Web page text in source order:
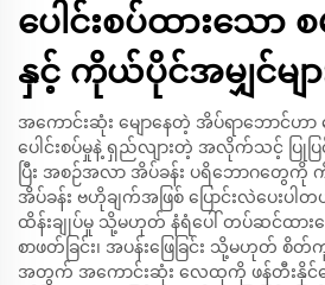
ပေါင်းစပ်ထားသော
နှင့် ကိုယ်ပိုင်အမျှင်မျာ
အကောင်းဆုံး မျောနေတဲ့ အိပ်ရာဘောင်ဟ
ပေါင်းစပ်မှုနဲ့ ရှည်လျားတဲ့ အလိုက်သင့် ပြုပ
ပြီး အစဉ်အလာ အိပ်ခန်း ပရိဘောဂတွေ
အိပ်ခန်း ဗဟိုချက်အဖြစ် ပြောင်းလဲပေးပ
ထိန်းချုပ်မှု သို့မဟုတ် နံရံပေါ် တပ်ဆင်ထားသ
စာဖတ်ခြင်း၊ အပန်းဖြေခြင်း သို့မဟုတ် စိတ်
အတွက် အကောင်းဆုံး လေထုကို ဖန်တီးနိုင်စ